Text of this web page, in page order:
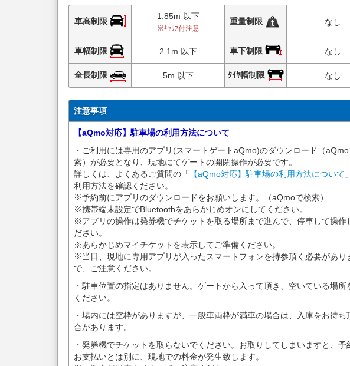
車高制限
1.85m 以下
※ｷｬﾘｱ付注意
重量制限 なし
車幅制限 2.1m 以下 車下制限 なし
全長制限 5m 以下 ﾀｲﾔ幅制限 なし
注意事項
【aQmo対応】駐車場の利用方法について
・ご利用には専用のアプリ(スマートゲートaQmo)のダウンロード（
索）が必要となり、現地にてゲートの開閉操作が必要です。
詳しくは、よくあるご質問の「
【aQmo対応】駐車場の利用方法について
利用方法を確認ください。
※予約前にアプリのダウンロードをお願いします。（aQmoで検索）
※携帯端末設定でBluetoothをあらかじめオンにしてください。
※アプリの操作は発券機でチケットを取る場所まで進んで、停車して操作
ださい。
※あらかじめマイチケットを表示してご準備ください。
※当日、現地に専用アプリが入ったスマートフォンを持参頂く必要があり
で、ご注意ください。
・駐車位置の指定はありません。ゲートから入って頂き、空いている場所
ください。
・場内には空枠がありますが、一般車両枠が満車の場合は、入庫をお待ち
合があります。
・発券機でチケットを取らないでください。お取りしてしまいますと、予
お支払いとは別に、現地での料金が発生致します。